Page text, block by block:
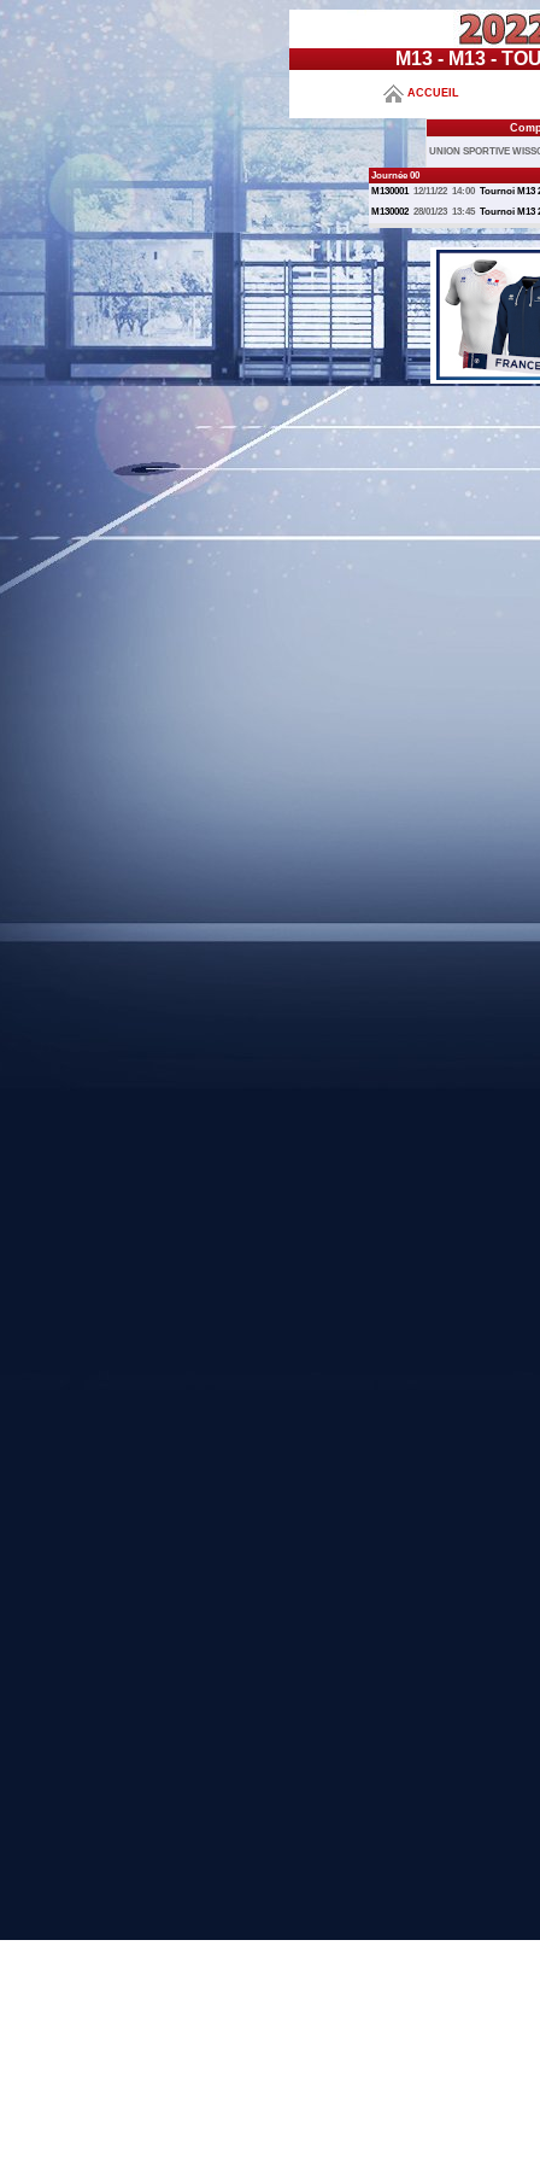
M13 - M13 -
ACCUEIL
UNION SPORTIVE
Journée 00
M130001 12/11/22 14:00 Tournoi M13
M130002 28/01/23 13:45 Tournoi M13